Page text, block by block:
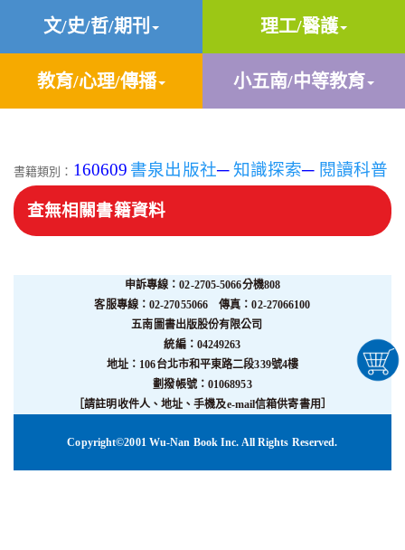
文/史/哲/期刊 理工/醫護
教育/心理/傳播 小五南/中等教育
書籍類別： 160609 書泉出版社─知識探索─ 閱讀科普
查無相關書籍資料
申訴專線：02-2705-5066分機808
客服專線：02-27055066 傳真：02-27066100
五南圖書出版股份有限公司
統編：04249263
地址：106台北市和平東路二段339號4樓
劃撥帳號：01068953
［請註明收件人、地址、手機及e-mail信箱供寄書用］
Copyright©2001 Wu-Nan Book Inc. All Rights Reserved.